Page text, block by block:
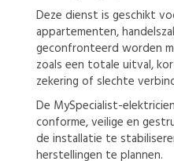
Deze dienst is geschikt
appartementen,
geconfronteerd worden
zoals een totale uitval,
zekering of slechte
De MySpecialist-
conforme, veilige en
de installatie te
herstellingen te plannen.